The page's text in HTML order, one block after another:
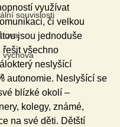
souvislosti
výchova
využívat
či velkou
jsou jednoduše
všechno
neslyšící
autonomie. Neslyšící se
blízké okolí –
kolegy, známé,
na své děti. Dětští